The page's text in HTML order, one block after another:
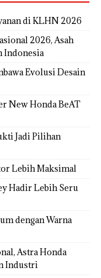
di KLHN 2026
2026, Asah
Indonesia
Evolusi Desain
New Honda BeAT
Jadi Pilihan
Lebih Maksimal
Hadir Lebih Seru
dengan Warna
Astra Honda
Industri